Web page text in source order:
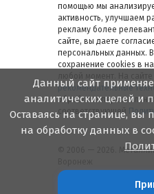
помощью мы
активность, улучшаем
рекламу более
сайте, вы даете
персональных данных.
сохранение cookies в
рекомендательные
обработке
соответствующей
© 2006 — 2026.
Данный сайт
аналитических целей и
Оставаясь на странице, вы
на обработку данных в